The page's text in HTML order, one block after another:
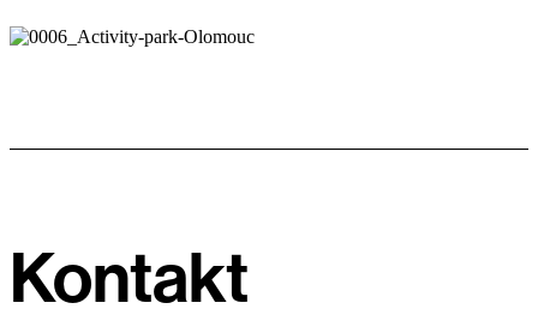
Kontakt